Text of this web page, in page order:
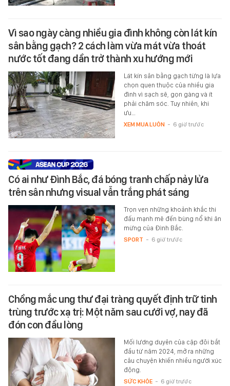
Vì sao ngày càng nhiều gia đình không còn lát kín
sân bằng gạch? 2 cách làm vừa mát vừa thoát
nước tốt đang dần trở thành xu hướng mới
Lát kín sân bằng gạch từng là lựa
chọn quen thuộc của nhiều gia
đình vì sạch sẽ, gọn gàng và ít
phải chăm sóc. Tuy nhiên, khi
ưu…
XEM MUA LUÔN - 6 giờ trước
Có ai như Đình Bắc, đá bóng tranh chấp nảy lửa
trên sân nhưng visual vẫn trắng phát sáng
Trọn vẹn những khoảnh khắc thi
đấu mạnh mẽ đến bùng nổ khi ăn
mừng của Đình Bắc.
SPORT - 6 giờ trước
Chồng mắc ung thư đại tràng quyết định trữ tinh
trùng trước xạ trị: Một năm sau cưới vợ, nay đã
đón con đầu lòng
Mối lương duyên của cặp đôi bắt
đầu từ năm 2024, mở ra những
câu chuyện khiến nhiều người xúc
động.
SỨC KHỎE - 6 giờ trước